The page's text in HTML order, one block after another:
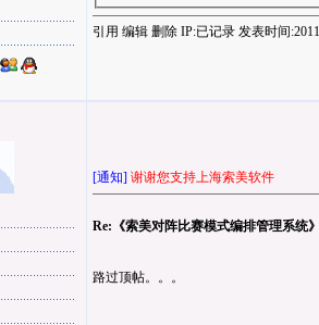
引用 编辑 删除 IP:已记录 发表时间
[通知] 谢谢您支持上海索美软件
Re:《索美对阵比赛模式编排管理系统
路过顶帖。。。